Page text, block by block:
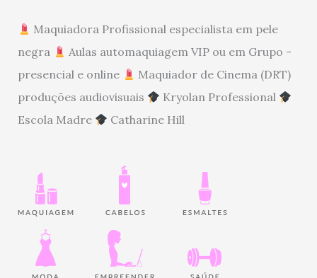
Maquiadora Profissional especialista em pele
negra
Aulas automaquiagem VIP ou em Grupo -
presencial e online
Maquiador de Cinema (DRT)
produções audiovisuais
Kryolan Professional
Escola Madre
Catharine Hill